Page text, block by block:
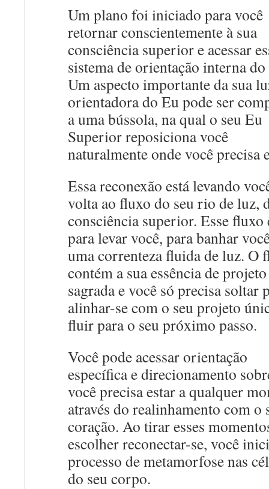
Um plano foi iniciado para você
retornar conscientemente à sua
consciência superior e acessar
sistema de orientação interna
Um aspecto importante da sua
orientadora do Eu pode ser
a uma bússola, na qual o seu Eu
Superior reposiciona você
naturalmente onde você precisa
Essa reconexão está levando
volta ao fluxo do seu rio de luz,
consciência superior. Esse fluxo
para levar você, para banhar
uma correnteza fluida de luz. O
contém a sua essência de projeto
sagrada e você só precisa soltar
alinhar-se com o seu projeto
fluir para o seu próximo passo.
Você pode acessar orientação
específica e direcionamento
você precisa estar a qualquer
através do realinhamento com o
coração. Ao tirar esses
escolher reconectar-se, você
processo de metamorfose nas
do seu corpo.